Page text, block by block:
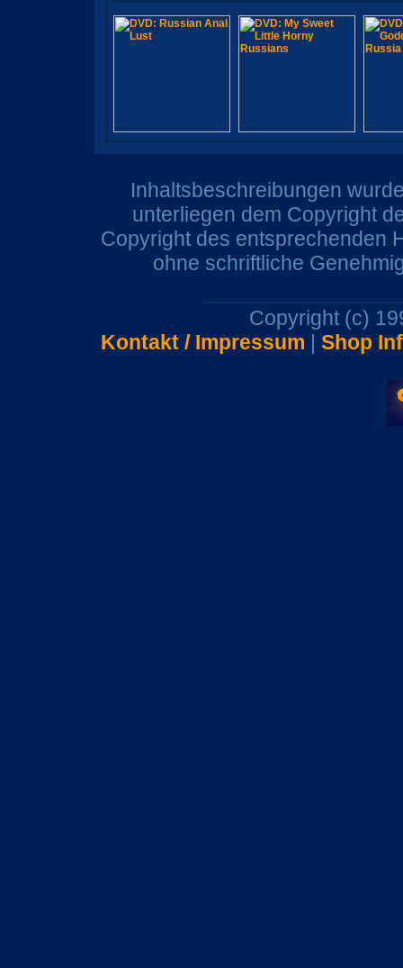
Inhaltsbeschreibungen
unterliegen dem Copyright
Copyright des entsprechenden
ohne schriftliche
Copyright (c)
Kontakt / Impressum | Shop